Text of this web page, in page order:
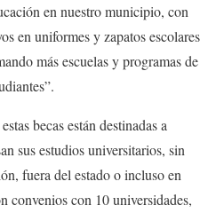
en nuestro municipio, con
en uniformes y zapatos escolares
más escuelas y programas de
becas están destinadas a
sus estudios universitarios, sin
fuera del estado o incluso en
convenios con 10 universidades,